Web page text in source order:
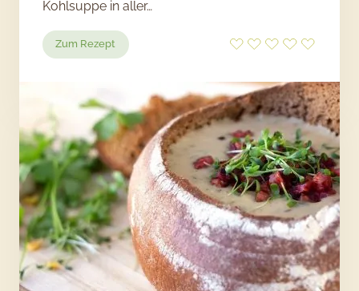
Kohlsuppe in aller…
Zum Rezept
Magische
Kartoffeln